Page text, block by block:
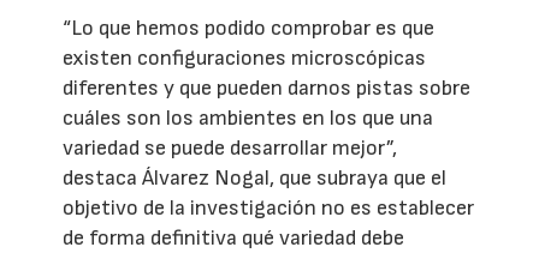
“Lo que hemos podido comprobar es que
existen configuraciones microscópicas
diferentes y que pueden darnos pistas sobre
cuáles son los ambientes en los que una
variedad se puede desarrollar mejor”,
destaca Álvarez Nogal, que subraya que el
objetivo de la investigación no es establecer
de forma definitiva qué variedad debe